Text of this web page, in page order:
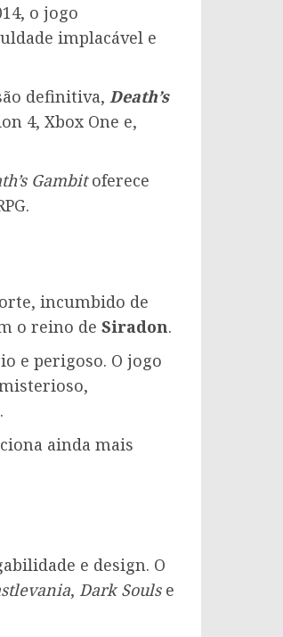
o jogo
implacável e
definitiva, Death’s
4, Xbox One e,
Gambitoferece
incumbido de
o reino de Siradon.
e perigoso. O jogo
ainda mais
e design. O
, Dark Soulse